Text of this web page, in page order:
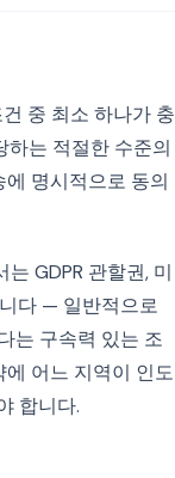
중 최소 하나가 충
하는 적절한 수준의
명시적으로 동의
GDPR 관할권, 미
다 — 일반적으로
는 구속력 있는 조
어느 지역이 인도
합니다.